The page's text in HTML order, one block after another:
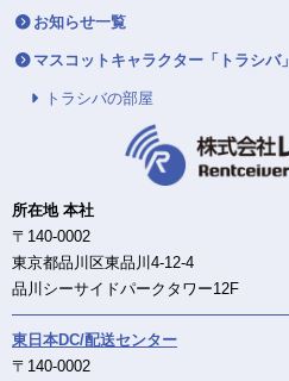
お知らせ一覧
マスコットキャラクター「トラシバ」
トラシバの部屋
所在地 本社
〒140-0002
東京都品川区東品川4-12-4
品川シーサイドパークタワー12F
東日本DC/配送センター
〒140-0002